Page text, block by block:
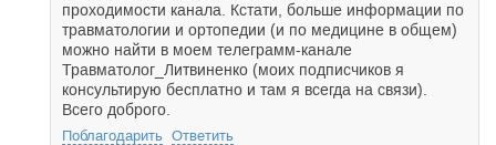
проходимости канала. Кстати, больше информации по
травматологии и ортопедии (и по медицине в общем)
можно найти в моем телеграмм-канале
Травматолог_Литвиненко (моих подписчиков я
консультирую бесплатно и там я всегда на связи).
Всего доброго.
Поблагодарить Ответить